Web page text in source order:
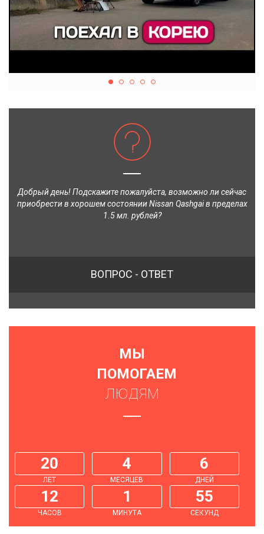
Добрый день! Подскажите пожалуйста, возможно ли сейчас
приобрести в хорошем состоянии Nissan Qashgai в пределах
1.5 мл. рублей?
ВОПРОС - ОТВЕТ
МЫ
ПОМОГАЕМ
ЛЮДЯМ
20
ЛЕТ
4
МЕСЯЦЕВ
6
ДНЕЙ
12
ЧАСОВ
1
МИНУТА
56
СЕКУНД